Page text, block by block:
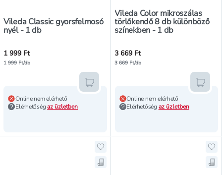
Vileda Classic gyorsfelmosó
nyél - 1 db
1 999 Ft
1 999 Ft/db
Online nem elérhető
Elérhetőségaz üzletben
Kosárba teszem
Vileda Color mikroszálas
törlőkendő 8 db különböző
színekben - 1 db
3 669 Ft
3 669 Ft/db
Online nem elérhető
Elérhetőség az üzletben
Hozzáadás a kedvencekhez,
Mentés a bevásárló listára,